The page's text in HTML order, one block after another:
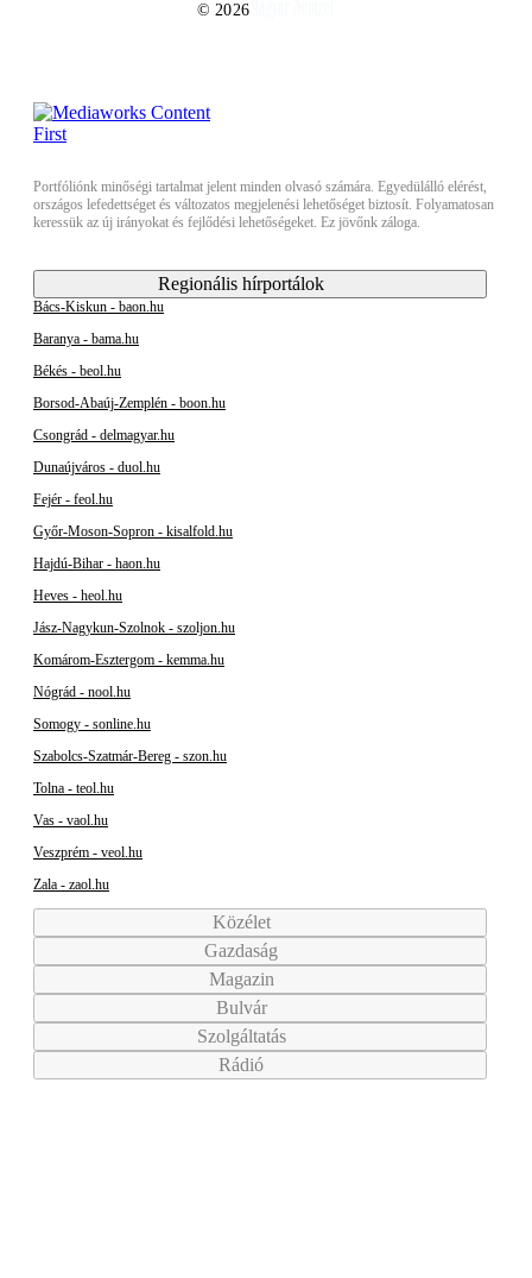
© 2026
Portfóliónk minőségi tartalmat jelent minden olvasó számára. Egyedülálló elérést,
országos lefedettséget és változatos megjelenési lehetőséget biztosít. Folyamatosan
keressük az új irányokat és fejlődési lehetőségeket. Ez jövőnk záloga.
Regionális hírportálok
Bács-Kiskun - baon.hu
Baranya - bama.hu
Békés - beol.hu
Borsod-Abaúj-Zemplén - boon.hu
Csongrád - delmagyar.hu
Dunaújváros - duol.hu
Fejér - feol.hu
Győr-Moson-Sopron - kisalfold.hu
Hajdú-Bihar - haon.hu
Heves - heol.hu
Jász-Nagykun-Szolnok - szoljon.hu
Komárom-Esztergom - kemma.hu
Nógrád - nool.hu
Somogy - sonline.hu
Szabolcs-Szatmár-Bereg - szon.hu
Tolna - teol.hu
Vas - vaol.hu
Veszprém - veol.hu
Zala - zaol.hu
Közélet
Gazdaság
Magazin
Bulvár
Szolgáltatás
Rádió